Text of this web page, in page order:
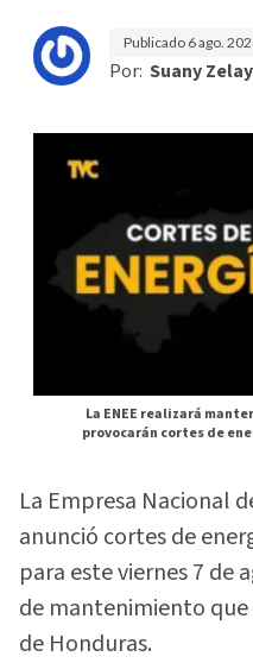
Publicado 6 ago.
Por: Suany
La ENEE realizará
provocarán cortes de
La Empresa Nacional
anunció cortes de
para este viernes 7 de
de mantenimiento
de Honduras.